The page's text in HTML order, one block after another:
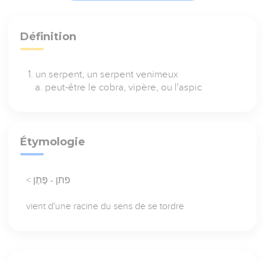
Définition
un serpent, un serpent venimeux
peut-être le cobra, vipère, ou l'aspic
Étymologie
< פתן - פֶּתֶן
vient d'une racine du sens de se tordre